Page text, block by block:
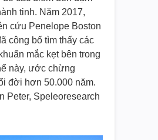
tinh. Năm 2017,
cứu Penelope Boston
công bố tìm thấy các
mắc kẹt bên trong
này, ước chừng
đời hơn 50.000 năm.
Peter, Speleoresearch